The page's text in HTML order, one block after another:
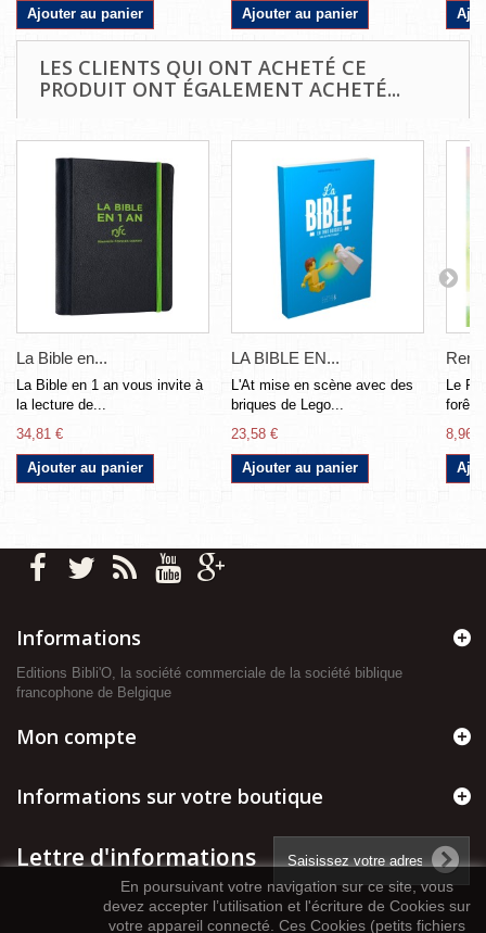
Ajouter au panier Ajouter au panier
LES CLIENTS QUI ONT ACHETÉ CE
PRODUIT ONT ÉGALEMENT ACHETÉ...
La Bible en...
La Bible en 1 an vous invite à
la lecture de...
34,81 €
Ajouter au panier
LA BIBLE EN...
L'At mise en scène avec des
briques de Lego...
23,58 €
Ajouter au panier
Le
forêt
8,96 €
Informations
Editions Bibli'O, la société commerciale de la société biblique
francophone de Belgique
Mon compte
Informations sur votre boutique
En poursuivant votre navigation sur ce site, vous
devez accepter l’utilisation et l'écriture de Cookies sur
votre appareil connecté. Ces Cookies (petits fichiers
Lettre d'informations